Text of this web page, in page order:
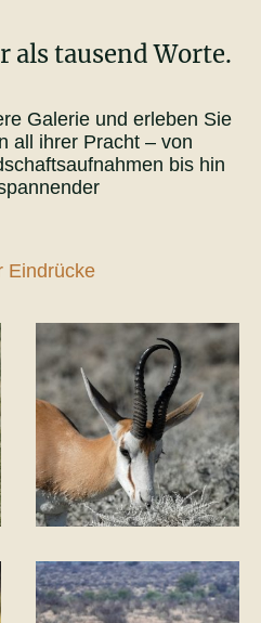
als tausend Worte.
Galerie und erleben Sie
all ihrer Pracht – von
bis hin
Eindrücke